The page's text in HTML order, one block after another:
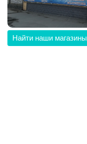
Найти наши магазины